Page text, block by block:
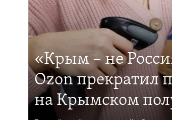
«Крым – не
Ozon прекратил
на Крымском